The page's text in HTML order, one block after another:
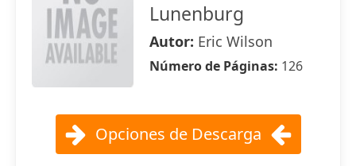
Lunenburg
Autor: Eric Wilson
Número de Páginas: 126
Opciones de Descarga